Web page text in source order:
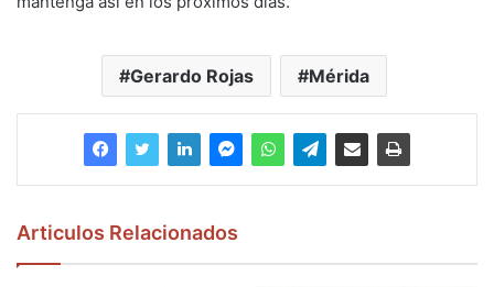
Gerardo Rojas Mérida
Articulos Relacionados